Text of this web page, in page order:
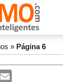
» Página 6
Email